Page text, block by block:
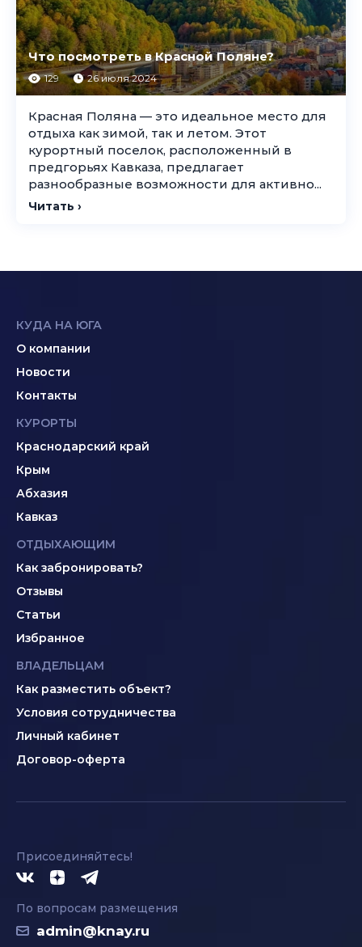
Что посмотреть в Красной Поляне?
129 26 июля 2024
Красная Поляна — это идеальное место для
отдыха как зимой, так и летом. Этот
курортный поселок, расположенный в
предгорьях Кавказа, предлагает
разнообразные возможности для активно...
Читать ›
КУДА НА ЮГА
О компании
Новости
Контакты
КУРОРТЫ
Краснодарский край
Крым
Абхазия
Кавказ
ОТДЫХАЮЩИМ
Как забронировать?
Отзывы
Статьи
Избранное
ВЛАДЕЛЬЦАМ
Как разместить объект?
Условия сотрудничества
Личный кабинет
Договор-оферта
Присоединяйтесь!
По вопросам размещения
admin@knay.ru